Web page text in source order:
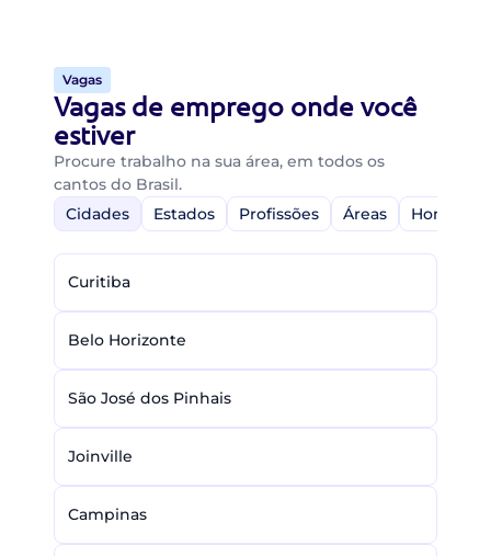
Vagas
Vagas de emprego onde você
estiver
Procure trabalho na sua área, em todos os
cantos do Brasil.
Cidades
Estados Profissões Áreas Home-
Curitiba
Belo Horizonte
São José dos Pinhais
Joinville
Campinas